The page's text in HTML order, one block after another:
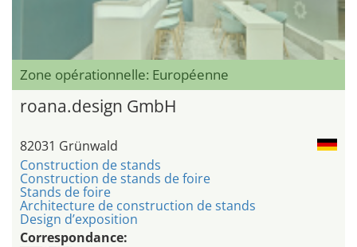
Zone opérationnelle: Européenne
roana.design GmbH
82031 Grünwald
Construction de stands
Construction de stands de foire
Stands de foire
Architecture de construction de stands
Design d’exposition
Correspondance: